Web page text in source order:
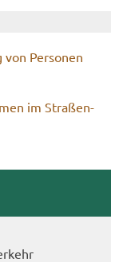
von Per­so­nen
im Stra­ßen­